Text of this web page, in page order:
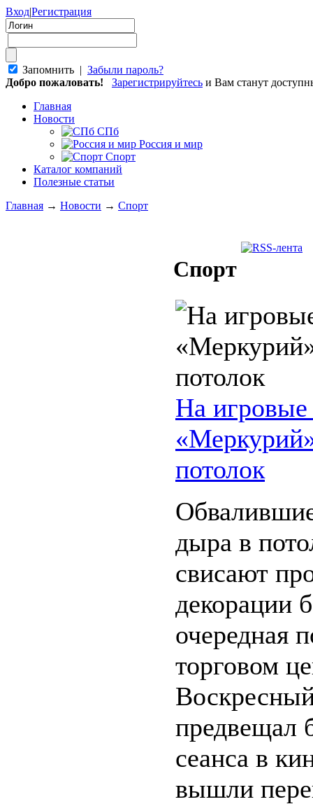
Вход|Регистрация
Запомнить | Забыли пароль?
Добро пожаловать!
Зарегистрируйтесь и Вам станут
Главная
Новости
СПб
Россия и мир
Спорт
Каталог компаний
Полезные статьи
Главная → Новости → Спорт
Спорт
На
потолок
дыра в
свисают
декорации
очередная
торговом
предвещал
сеанса в
вышли